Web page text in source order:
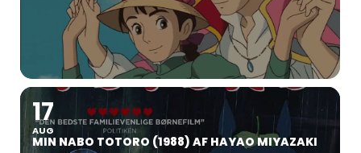
17
AUG
MIN NABO TOTORO (1988) AF HAYAO MIYAZAKI